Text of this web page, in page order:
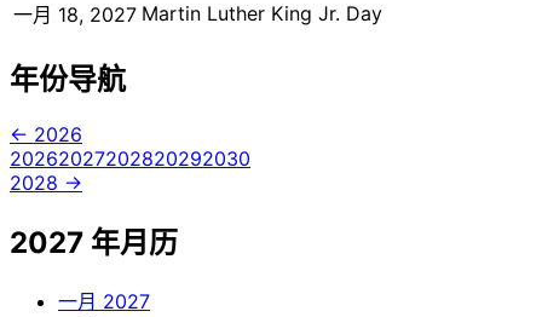
一月 18, 2027 Martin Luther King Jr. Day
年份导航
← 2026
20262027202820292030
2028 →
2027 年月历
一月 2027